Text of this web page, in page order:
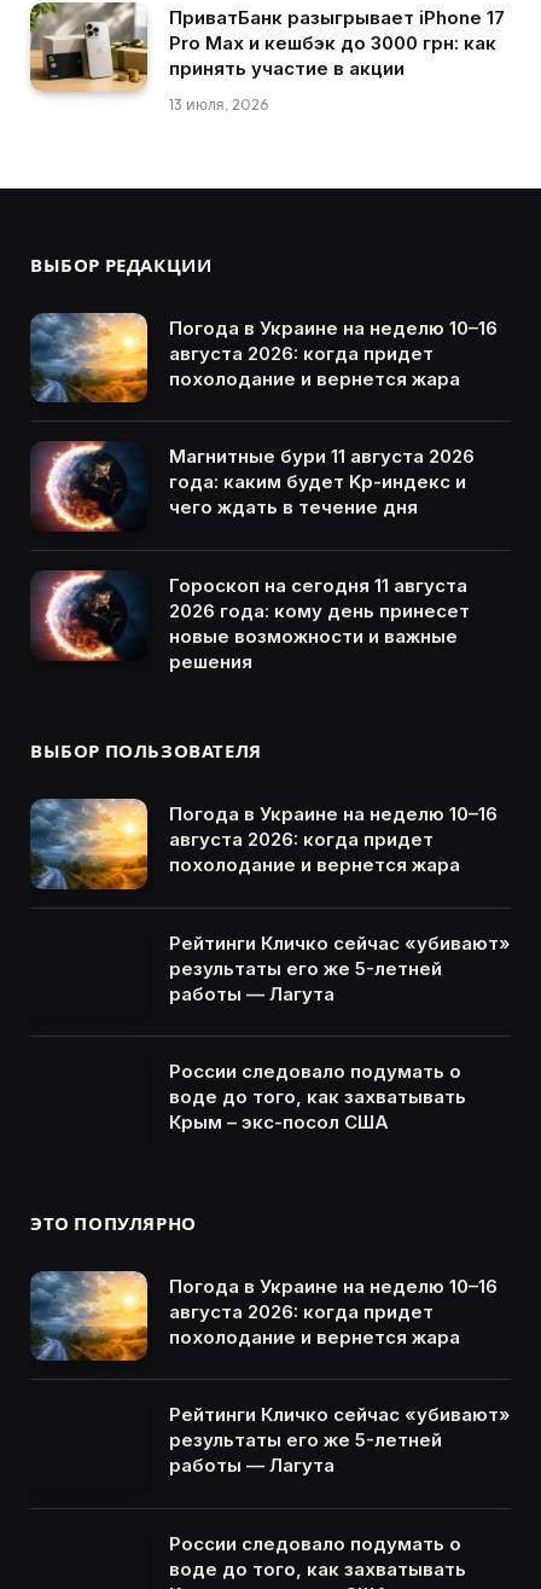
ПриватБанк разыгрывает iPhone 17
Pro Max и кешбэк до 3000 грн: как
принять участие в акции
13 июля, 2026
ВЫБОР РЕДАКЦИИ
Погода в Украине на неделю 10–16
августа 2026: когда придет
похолодание и вернется жара
Магнитные бури 11 августа 2026
года: каким будет Kp-индекс и
чего ждать в течение дня
Гороскоп на сегодня 11 августа
2026 года: кому день принесет
новые возможности и важные
решения
ВЫБОР ПОЛЬЗОВАТЕЛЯ
Погода в Украине на неделю 10–16
августа 2026: когда придет
похолодание и вернется жара
Рейтинги Кличко сейчас «убивают»
результаты его же 5-летней
работы — Лагута
России следовало подумать о
воде до того, как захватывать
Крым – экс-посол США
ЭТО ПОПУЛЯРНО
Погода в Украине на неделю 10–16
августа 2026: когда придет
похолодание и вернется жара
Рейтинги Кличко сейчас «убивают»
результаты его же 5-летней
работы — Лагута
России следовало подумать о
воде до того, как захватывать